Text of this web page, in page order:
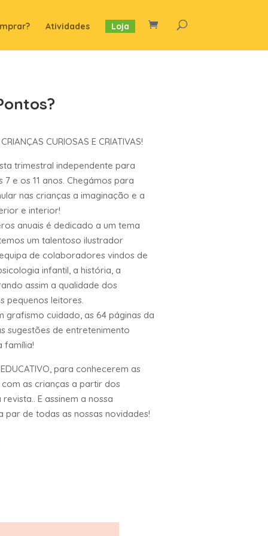
Atividades Loja
CURIOSAS E CRIATIVAS!
trimestral independente para
e os 11 anos. Chegámos para
nas crianças a imaginação e a
e interior!
anuais é dedicado a um tema
um talentoso ilustrador
de colaboradores vindos de
infantil, a história, a
assim a qualidade dos
pequenos leitores.
grafismo cuidado, as 64 páginas da
sugestões de entretenimento
família!
para conhecerem as
as crianças a partir dos
E assinem a nossa
par de todas as nossas novidades!